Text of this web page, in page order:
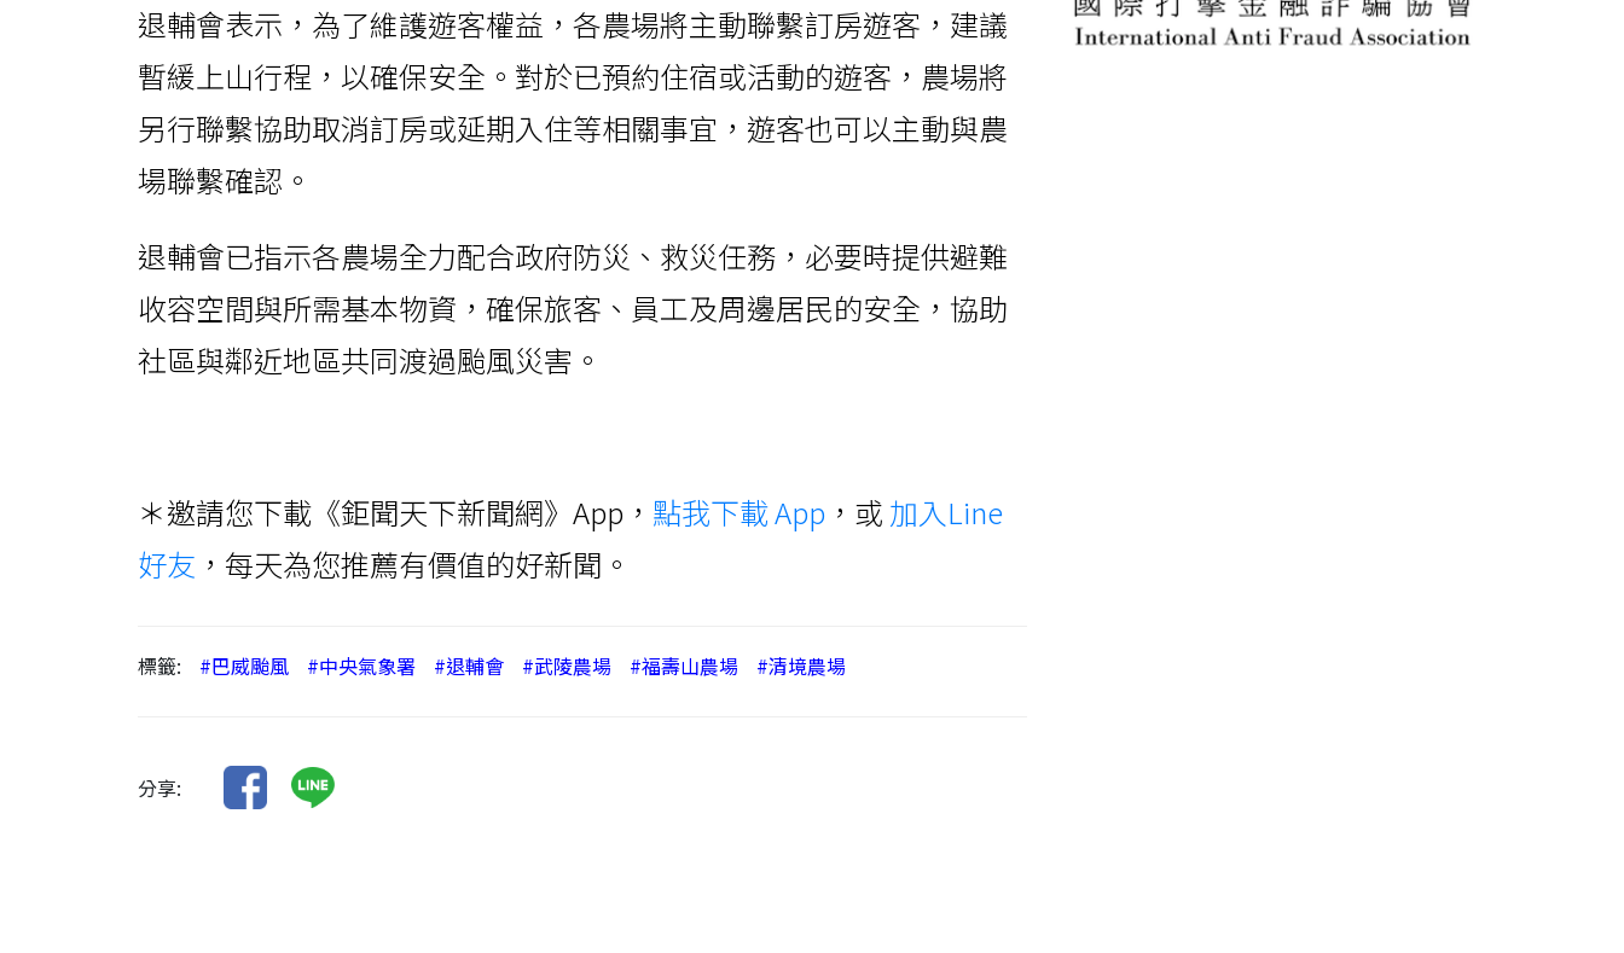
退輔會表示，為了維護遊客權益，各農場將主動聯繫訂房遊客，建議
暫緩上山行程，以確保安全。對於已預約住宿或活動的遊客，農場將
另行聯繫協助取消訂房或延期入住等相關事宜，遊客也可以主動與農
場聯繫確認。
退輔會已指示各農場全力配合政府防災、救災任務，必要時提供避難
收容空間與所需基本物資，確保旅客、員工及周邊居民的安全，協助
社區與鄰近地區共同渡過颱風災害。
＊邀請您下載《鉅聞天下新聞網》App， 點我下載 App ，或 加入Line
好友 ，每天為您推薦有價值的好新聞。
標籤: #巴威颱風 #中央氣象署 #退輔會 #武陵農場 #福壽山農場 #清境農場
分享: